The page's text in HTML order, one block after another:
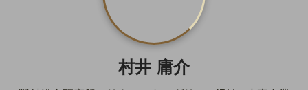
村井 庸介